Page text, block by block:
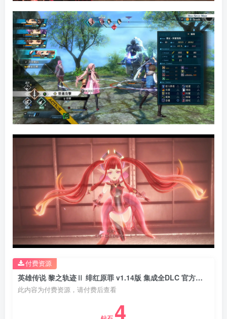
英雄传说 黎之轨迹Ⅱ 绯红原罪 v1.14版 集成全DLC 官方中文
此内容为付费资源，请付费后查看
4
付费资源